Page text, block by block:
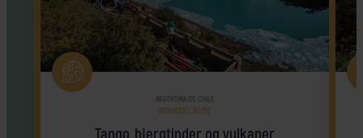
ARGENTINA OG CHILE
INDIVIDUEL REJSE